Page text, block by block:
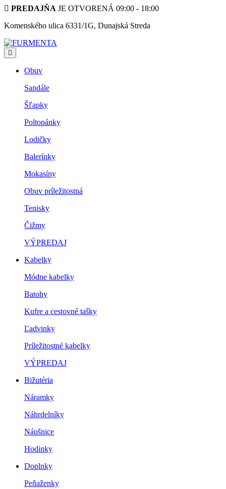
PREDAJŇA JE OTVORENÁ 09:00 - 18:00
Komenského ulica 6331/1G, Dunajská Streda
Obuv
Sandále
Šľapky
Poltopánky
Lodičky
Balerínky
Mokasíny
Obuv príležitostná
Tenisky
Čižmy
VÝPREDAJ
Kabelky
Módne kabelky
Batohy
Kufre a cestovné tašky
Ľadvinky
Príležitostné kabelky
VÝPREDAJ
Bižutéria
Náramky
Náhrdelníky
Náušnice
Hodinky
Doplnky
Peňaženky